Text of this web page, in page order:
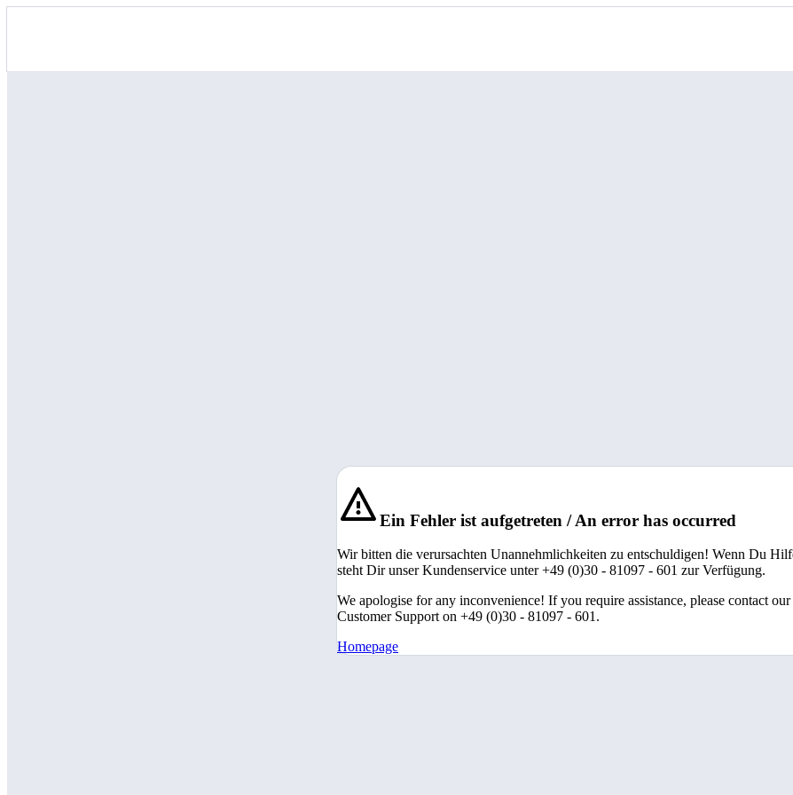
Ein Fehler ist aufgetreten / An error has occurred
Wir bitten die verursachten Unannehmlichkeiten zu entschuldigen! Wenn Du
steht Dir unser Kundenservice unter +49 (0)30 - 81097 - 601 zur Verfügung.
We apologise for any inconvenience! If you require assistance, please contact
Customer Support on +49 (0)30 - 81097 - 601.
Homepage